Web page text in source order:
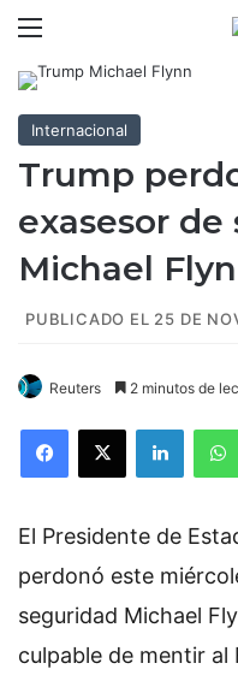
Internacional
Trump
exasesor de
Michael
PUBLICADO EL 25 DE
Reuters 2 minutos de
El Presidente de
perdonó este
seguridad Michael
culpable de mentir